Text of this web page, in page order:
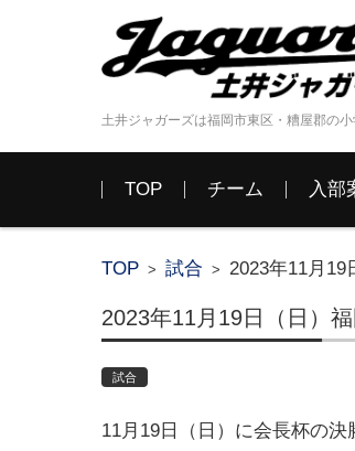
土井ジャガーズは福岡市東区・糟屋郡の
コンテンツに移動
TOP
チーム 入部
TOP > 試合 > 2023年11月
2023年11月19日（日）
試合
11月19日（日）に会長杯の決